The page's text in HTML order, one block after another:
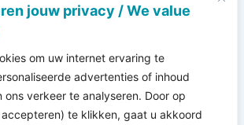
jouw privacy / We value
om uw internet ervaring te
advertenties of inhoud
ons verkeer te analyseren. Door op
accepteren) te klikken, gaat u akkoord